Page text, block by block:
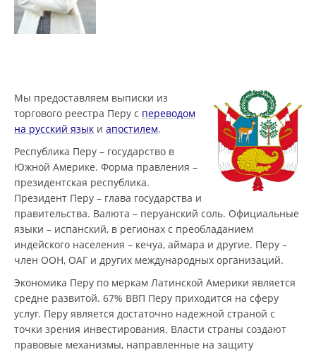
Мы предоставляем выписки из
торгового реестра Перу с переводом
на русский язык и апостилем.
Республика Перу – государство в
Южной Америке. Форма правления –
президентская республика.
Президент Перу – глава государства и
правительства. Валюта – перуанский соль. Официальные
языки – испанский, в регионах с преобладанием
индейского населения – кечуа, аймара и другие. Перу –
член ООН, ОАГ и других международных организаций.
Экономика Перу по меркам Латинской Америки является
средне развитой. 67% ВВП Перу приходится на сферу
услуг. Перу является достаточно надежной страной с
точки зрения инвестирования. Власти страны создают
правовые механизмы, направленные на защиту